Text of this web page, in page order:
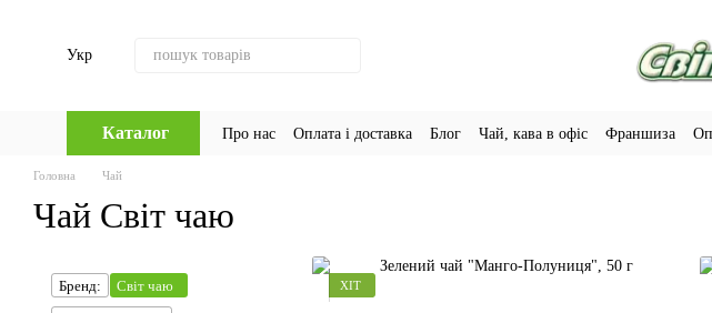
Укр
Каталог Про нас Оплата і доставка Блог Чай, кава в офіс Франшиза
Головна Чай
Чай Світ чаю
ХІТ
Бренд:
Світ чаю